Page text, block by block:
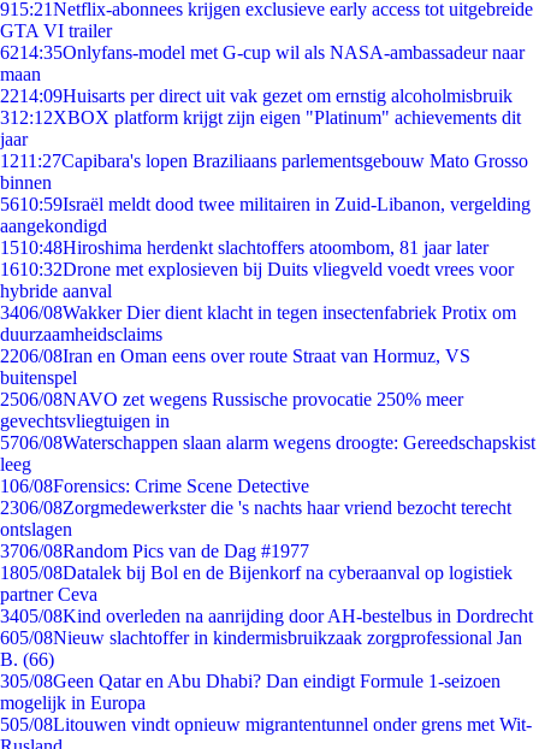
915:21Netflix-abonnees krijgen exclusieve early access tot uitgebreide
GTA VI trailer
6214:35Onlyfans-model met G-cup wil als NASA-ambassadeur naar
maan
2214:09Huisarts per direct uit vak gezet om ernstig alcoholmisbruik
312:12XBOX platform krijgt zijn eigen "Platinum" achievements dit
jaar
1211:27Capibara's lopen Braziliaans parlementsgebouw Mato Grosso
binnen
5610:59Israël meldt dood twee militairen in Zuid-Libanon, vergelding
aangekondigd
1510:48Hiroshima herdenkt slachtoffers atoombom, 81 jaar later
1610:32Drone met explosieven bij Duits vliegveld voedt vrees voor
hybride aanval
3406/08Wakker Dier dient klacht in tegen insectenfabriek Protix om
duurzaamheidsclaims
2206/08Iran en Oman eens over route Straat van Hormuz, VS
buitenspel
2506/08NAVO zet wegens Russische provocatie 250% meer
gevechtsvliegtuigen in
5706/08Waterschappen slaan alarm wegens droogte: Gereedschapskist
leeg
106/08Forensics: Crime Scene Detective
2306/08Zorgmedewerkster die 's nachts haar vriend bezocht terecht
ontslagen
3706/08Random Pics van de Dag #1977
1805/08Datalek bij Bol en de Bijenkorf na cyberaanval op logistiek
partner Ceva
3405/08Kind overleden na aanrijding door AH-bestelbus in Dordrecht
605/08Nieuw slachtoffer in kindermisbruikzaak zorgprofessional Jan
B. (66)
305/08Geen Qatar en Abu Dhabi? Dan eindigt Formule 1-seizoen
mogelijk in Europa
505/08Litouwen vindt opnieuw migrantentunnel onder grens met Wit-